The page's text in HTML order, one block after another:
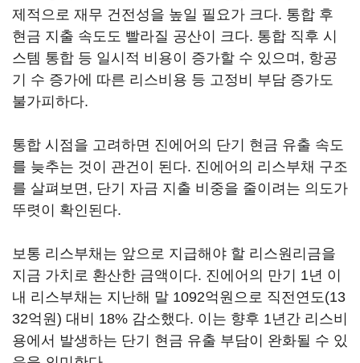
제적으로 재무 건전성을 높일 필요가 크다. 통합 후
현금 지출 속도도 빨라질 공산이 크다. 통합 직후 시
스템 통합 등 일시적 비용이 증가할 수 있으며, 항공
기 수 증가에 따른 리스비용 등 고정비 부담 증가도
불가피하다.
통합 시점을 고려하면 진에어의 단기 현금 유출 속도
를 늦추는 것이 관건이 된다. 진에어의 리스부채 구조
를 살펴보면, 단기 자금 지출 비중을 줄이려는 의도가
뚜렷이 확인된다.
보통 리스부채는 앞으로 지급해야 할 리스원리금을
지금 가치로 환산한 금액이다. 진에어의 만기 1년 이
내 리스부채는 지난해 말 1092억원으로 직전연도(13
32억원) 대비 18% 감소했다. 이는 향후 1년간 리스비
용에서 발생하는 단기 현금 유출 부담이 완화될 수 있